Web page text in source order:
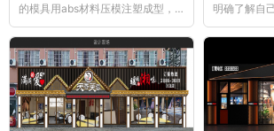
的模具用abs材料压模注塑成型，
abs韧性好、不易破碎...
明确了解自
个层次，这